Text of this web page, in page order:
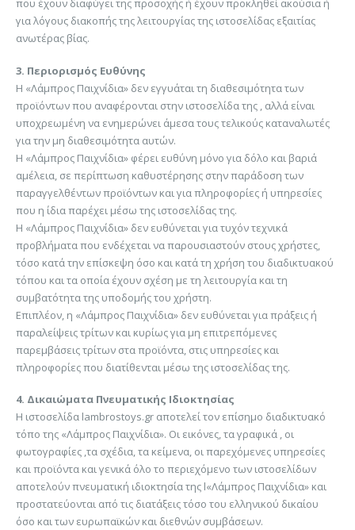
που έχουν διαφύγει της προσοχής ή έχουν προκληθεί ακούσια ή
για λόγους διακοπής της λειτουργίας της ιστοσελίδας εξαιτίας
ανωτέρας βίας.
3. Περιορισμός Ευθύνης
Η «Λάμπρος Παιχνίδια» δεν εγγυάται τη διαθεσιμότητα των
προϊόντων που αναφέρονται στην ιστοσελίδα της , αλλά είναι
υποχρεωμένη να ενημερώνει άμεσα τους τελικούς καταναλωτές
για την μη διαθεσιμότητα αυτών.
Η «Λάμπρος Παιχνίδια» φέρει ευθύνη μόνο για δόλο και βαριά
αμέλεια, σε περίπτωση καθυστέρησης στην παράδοση των
παραγγελθέντων προϊόντων και για πληροφορίες ή υπηρεσίες
που η ίδια παρέχει μέσω της ιστοσελίδας της.
Η «Λάμπρος Παιχνίδια» δεν ευθύνεται για τυχόν τεχνικά
προβλήματα που ενδέχεται να παρουσιαστούν στους χρήστες,
τόσο κατά την επίσκεψη όσο και κατά τη χρήση του διαδικτυακού
τόπου και τα οποία έχουν σχέση με τη λειτουργία και τη
συμβατότητα της υποδομής του χρήστη.
Επιπλέον, η «Λάμπρος Παιχνίδια» δεν ευθύνεται για πράξεις ή
παραλείψεις τρίτων και κυρίως για μη επιτρεπόμενες
παρεμβάσεις τρίτων στα προϊόντα, στις υπηρεσίες και
πληροφορίες που διατίθενται μέσω της ιστοσελίδας της.
4. Δικαιώματα Πνευματικής Ιδιοκτησίας
Η ιστοσελίδα lambrostoys.gr αποτελεί τον επίσημο διαδικτυακό
τόπο της «Λάμπρος Παιχνίδια». Οι εικόνες, τα γραφικά , οι
φωτογραφίες ,τα σχέδια, τα κείμενα, οι παρεχόμενες υπηρεσίες
και προϊόντα και γενικά όλο το περιεχόμενο των ιστοσελίδων
αποτελούν πνευματική ιδιοκτησία της l«Λάμπρος Παιχνίδια» και
προστατεύονται από τις διατάξεις τόσο του ελληνικού δικαίου
όσο και των ευρωπαϊκών και διεθνών συμβάσεων.